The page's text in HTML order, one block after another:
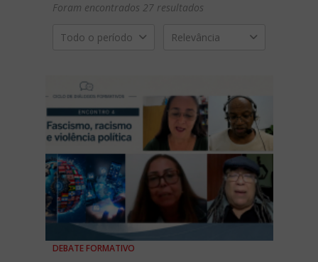
Foram encontrados 27 resultados
Todo o período Relevância
DEBATE FORMATIVO